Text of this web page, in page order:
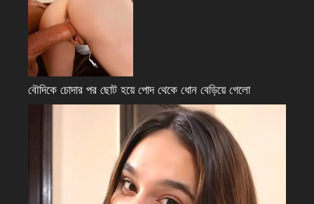
বৌদিকে চোদার পর ছোট হয়ে পোদ থেকে ধোন বেড়িয়ে গেলো